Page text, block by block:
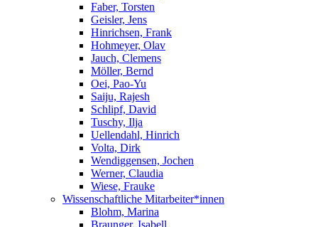
Faber, Torsten
Geisler, Jens
Hinrichsen, Frank
Hohmeyer, Olav
Jauch, Clemens
Möller, Bernd
Oei, Pao-Yu
Saiju, Rajesh
Schlipf, David
Tuschy, Ilja
Uellendahl, Hinrich
Volta, Dirk
Wendiggensen, Jochen
Werner, Claudia
Wiese, Frauke
Wissenschaftliche Mitarbeiter*innen
Blohm, Marina
Braunger, Isabell